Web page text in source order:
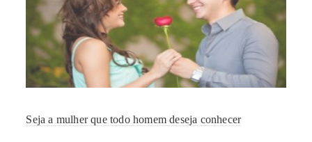
Seja a mulher que todo homem deseja conhecer